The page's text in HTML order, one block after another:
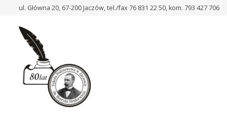
ceramiczne
ul. Główna 20, 67-200 Jaczów, tel./fax 76 831 22 50, kom. 793 427 706